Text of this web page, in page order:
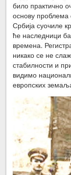
било практично
основу проблема
Србија суочиле
ће наследници
времена.
никако се не
стабилности и
видимо
европских